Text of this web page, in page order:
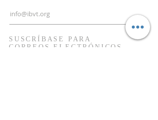
info@ibvt.org
SUSCRÍBASE PARA
CORREOS ELECTRÓNICOS